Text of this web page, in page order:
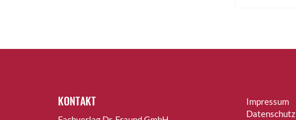
KONTAKT
Impressum
Datenschutz